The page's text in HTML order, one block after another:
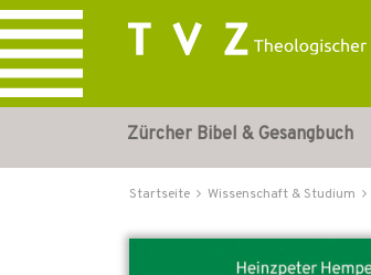
Zürcher Bibel & Gesangbuch
Startseite Wissenschaft & Studium